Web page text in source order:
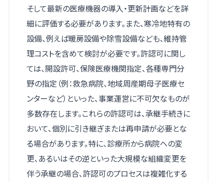
そして最新の医療機器の導入・更新計画などを詳
細に評価する必要があります。また、寒冷地特有の
設備、例えば暖房設備や除雪設備なども、維持管
理コストを含めて検討が必要です。許認可に関し
ては、開設許可、保険医療機関指定、各種専門分
野の指定（例：救急病院、地域周産期母子医療セ
ンターなど）といった、事業運営に不可欠なものが
多数存在します。これらの許認可は、承継手続きに
おいて、個別に引き継ぎまたは再申請が必要とな
る場合があります。特に、診療所から病院への変
更、あるいはその逆といった大規模な組織変更を
伴う承継の場合、許認可のプロセスは複雑化する